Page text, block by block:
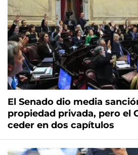
El Senado dio media
propiedad privada, pero el
ceder en dos capítulos